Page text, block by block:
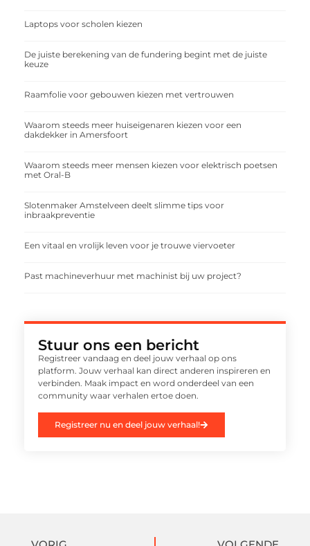
Laptops voor scholen kiezen
De juiste berekening van de fundering begint met de juiste
keuze
Raamfolie voor gebouwen kiezen met vertrouwen
Waarom steeds meer huiseigenaren kiezen voor een
dakdekker in Amersfoort
Waarom steeds meer mensen kiezen voor elektrisch poetsen
met Oral-B
Slotenmaker Amstelveen deelt slimme tips voor
inbraakpreventie
Een vitaal en vrolijk leven voor je trouwe viervoeter
Past machineverhuur met machinist bij uw project?
Stuur ons een bericht
Registreer vandaag en deel jouw verhaal op ons
platform. Jouw verhaal kan direct anderen inspireren en
verbinden. Maak impact en word onderdeel van een
community waar verhalen ertoe doen.
Registreer nu en deel jouw verhaal!